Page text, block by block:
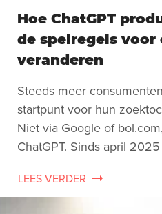
Hoe ChatGPT
de spelregels voor
veranderen
Steeds meer
startpunt voor hun
Niet via Google of
ChatGPT. Sinds april 2025
LEES VERDER